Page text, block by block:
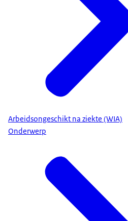
Arbeidsongeschikt na ziekte (WIA)
Onderwerp